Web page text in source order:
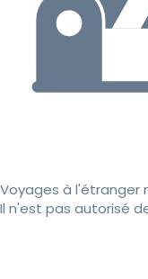
Voyages à l'étranger
Il n'est pas autorisé